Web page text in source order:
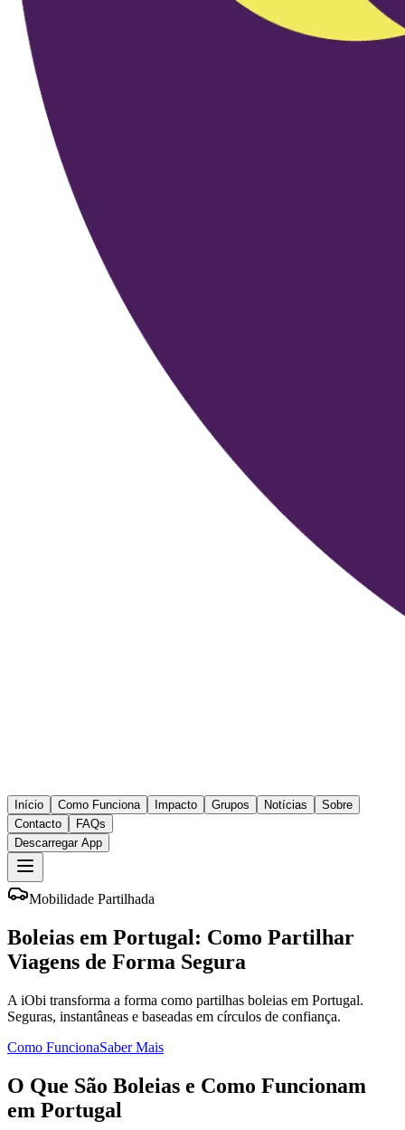
Início Como Funciona Impacto Grupos Notícias
Sobre
Contacto
FAQs
Descarregar App
Mobilidade Partilhada
Boleias em Portugal: Como Partilhar
Viagens de Forma Segura
A iObi transforma a forma como partilhas boleias em Portugal.
Seguras, instantâneas e baseadas em círculos de confiança.
Como FuncionaSaber Mais
O Que São Boleias e Como Funcionam
em Portugal